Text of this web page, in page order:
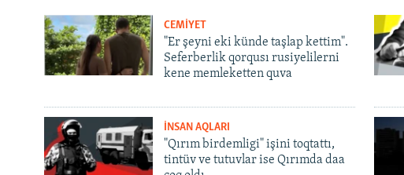
CEMİYET
"Er şeyni eki künde taşlap kettim".
Seferberlik qorqusı rusiyelilerni
kene memleketten quva
İNSAN AQLARI
"Qırım birdemligi" işini toqtattı,
tintüv ve tutuvlar ise Qırımda daa